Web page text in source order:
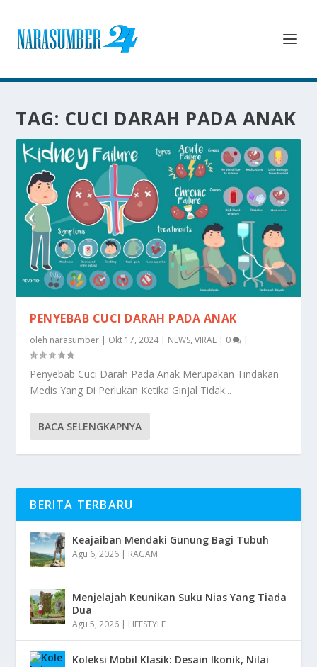
TAG: CUCI DARAH PADA ANAK
PENYEBAB CUCI DARAH PADA ANAK
oleh narasumber | Okt 17, 2024| NEWS,VIRAL | 0 |
Penyebab Cuci Darah Pada Anak Merupakan Tindakan
Medis Yang Di Perlukan Ketika Ginjal Tidak...
BACA SELENGKAPNYA
BERITA TERBARU
Keajaiban Mendaki Gunung Bagi Tubuh
Agu 6, 2026 | RAGAM
Menjelajah Keunikan Suku Nias Yang Tiada
Dua
Agu 5, 2026 | LIFESTYLE
Koleksi Mobil Klasik: Desain Ikonik, Nilai